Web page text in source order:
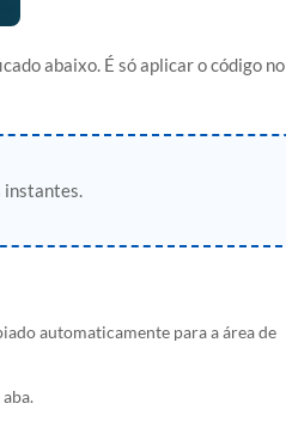
abaixo. É só aplicar o código no
instantes.
automaticamente para a área de